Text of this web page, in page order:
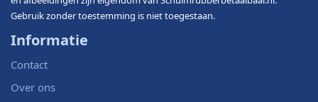
Gebruik zonder toestemming is niet toegestaan.
Informatie
Contact
Over ons